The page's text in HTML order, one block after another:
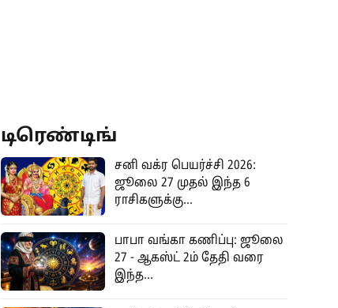
டிரெண்டிங்
சனி வக்ர பெயர்ச்சி 2026:
ஜூலை 27 முதல் இந்த 6
ராசிகளுக்கு...
பாபா வங்கா கணிப்பு: ஜூலை
27 - ஆகஸ்ட் 2ம் தேதி வரை
இந்த...